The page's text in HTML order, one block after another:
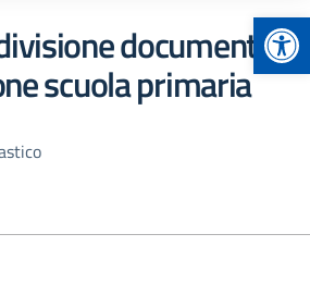
documento
scuola primaria